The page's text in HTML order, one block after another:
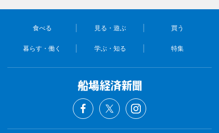
食べる 見る・遊ぶ 買う
暮らす・働く 学ぶ・知る 特集